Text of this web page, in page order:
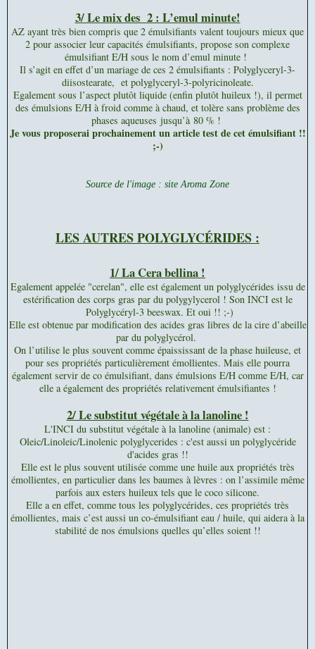
3/ Le mix des 2 : L’emul minute!
AZ ayant très bien compris que 2 émulsifiants valent toujours mieux que
2 pour associer leur capacités émulsifiants, propose son complexe
émulsifiant E/H sous le nom d’emul minute !
Il s’agit en effet d’un mariage de ces 2 émulsifiants : Polyglyceryl-3-
diisostearate, et polyglyceryl-3-polyricinoleate.
Egalement sous l’aspect plutôt liquide (enfin plutôt huileux !), il permet
des émulsions E/H à froid comme à chaud, et tolère sans problème des
phases aqueuses jusqu’à 80 % !
Je vous proposerai prochainement un article test de cet émulsifiant !!
;-)
Source de l'image : site Aroma Zone
LES AUTRES POLYGLYCÉRIDES :
1/ La Cera bellina !
Egalement appelée "cerelan", elle est également un polyglycérides issu de
estérification des corps gras par du polygylycerol ! Son INCI est le
Polyglycéryl-3 beeswax. Et oui !! ;-)
Elle est obtenue par modification des acides gras libres de la cire d’abeille
par du polyglycérol.
On l’utilise le plus souvent comme épaississant de la phase huileuse, et
pour ses propriétés particulièrement émollientes. Mais elle pourra
également servir de co émulsifiant, dans émulsions E/H comme E/H, car
elle a également des propriétés relativement émulsifiantes !
2/ Le substitut végétale à la lanoline !
L'INCI du substitut végétale à la lanoline (animale) est :
Oleic/Linoleic/Linolenic polyglycerides : c'est aussi un polyglycéride
d'acides gras !!
Elle est le plus souvent utilisée comme une huile aux propriétés très
émollientes, en particulier dans les baumes à lèvres : on l’assimile même
parfois aux esters huileux tels que le coco silicone.
Elle a en effet, comme tous les polyglycérides, ces propriétés très
émollientes, mais c’est aussi un co-émulsifiant eau / huile, qui aidera à la
stabilité de nos émulsions quelles qu’elles soient !!